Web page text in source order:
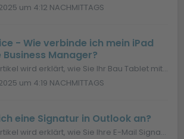
um 4:12 NACHMITTAGS
- Wie verbinde ich mein iPad
Manager?
In diesem Artikel wird erklärt, wie Sie Ihr Bau Tablet mit dem Apple Business Manager verbinden. Verbinden Sie Ihr Gerät über den Apple Business Manager...
um 4:19 NACHMITTAGS
eine Signatur in Outlook an?
In diesem Artikel wird erklärt, wie Sie Ihre E-Mail Signatur in Outlook anlegen oder ändern können. Outlook ► Datei ► Optionen ► E-Mail ► Signaturen...